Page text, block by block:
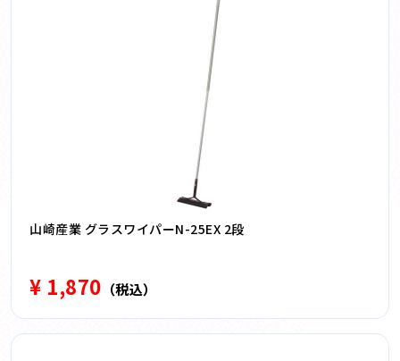
山崎産業 グラスワイパーN-25EX 2段
¥ 1,870 （税込）